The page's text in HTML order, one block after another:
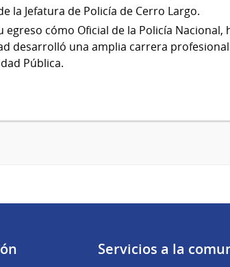
la Jefatura de Policía de Cerro Largo.
egreso cómo Oficial de la Policía Nacional,
desarrolló una amplia carrera
Pública.
Servicios a la